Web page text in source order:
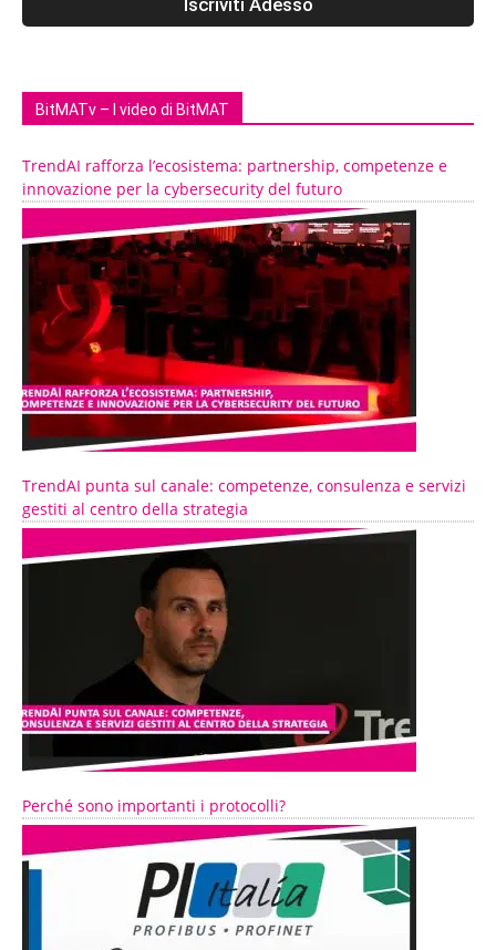
BitMATv – I video di BitMAT
TrendAI rafforza l’ecosistema: partnership, competenze e
innovazione per la cybersecurity del futuro
TrendAI punta sul canale: competenze, consulenza e servizi
gestiti al centro della strategia
Perché sono importanti i protocolli?